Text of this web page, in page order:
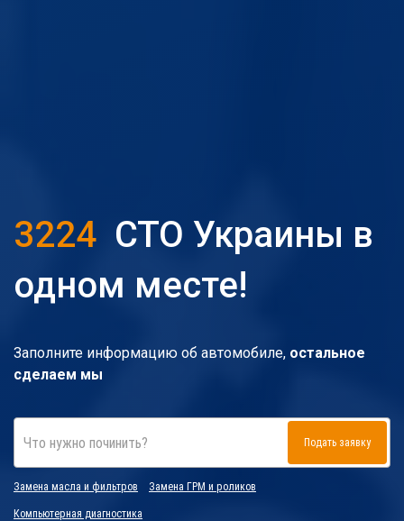
3224 СТО Украины в
одном месте!
Заполните информацию об автомобиле, остальное
сделаем мы
Что нужно починить? Подать заявку
Замена масла и фильтров Замена ГРМ и роликов
Компьютерная диагностика